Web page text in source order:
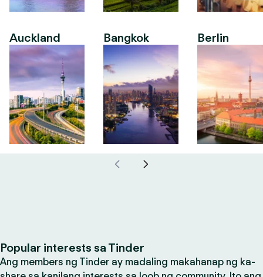
Auckland Bangkok Berlin
Popular interests sa Tinder
Ang members ng Tinder ay madaling makahanap ng ka-